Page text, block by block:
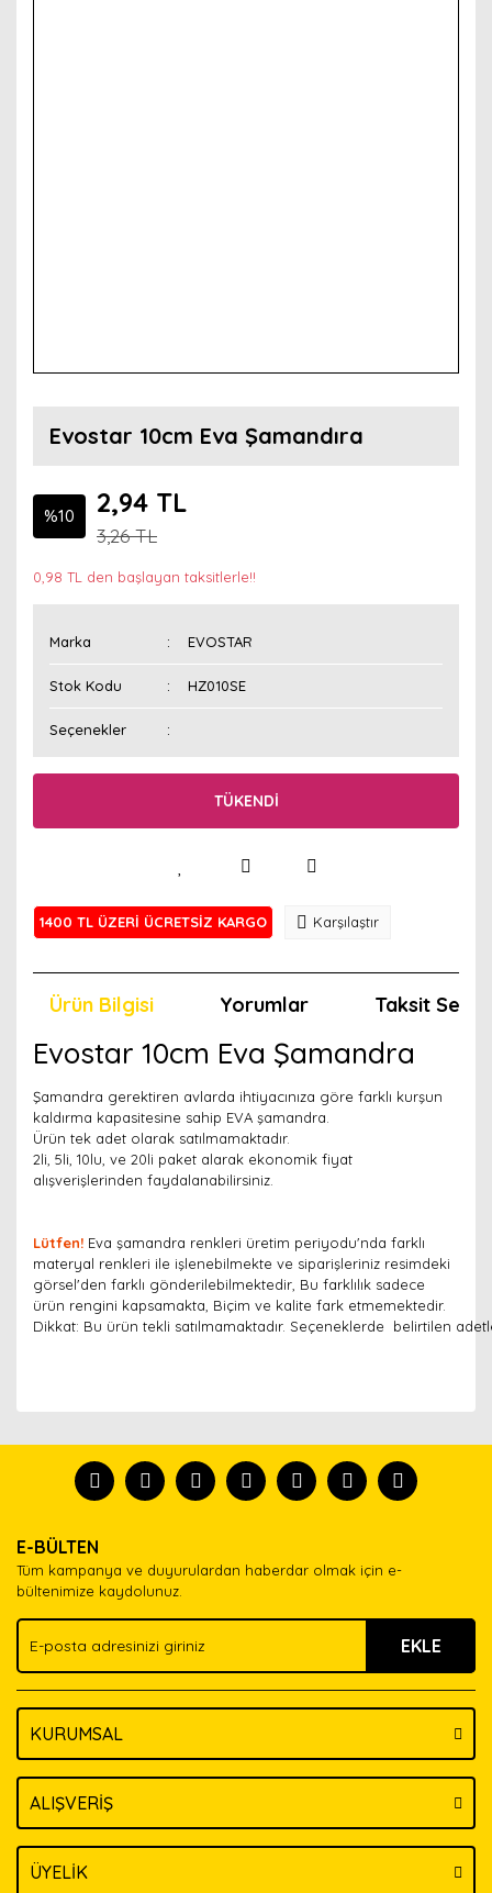
Evostar 10cm Eva Şamandıra
%10 2,94 TL
3,26 TL
0,98 TL den başlayan taksitlerle!!
Marka EVOSTAR
Stok Kodu HZ010SE
Seçenekler
TÜKENDİ
1400 TL ÜZERİ ÜCRETSİZ KARGO Karşılaştır
Ürün Bilgisi Yorumlar Taksit
Evostar 10cm Eva Şamandra
Şamandra gerektiren avlarda ihtiyacınıza göre farklı kurşun
kaldırma kapasitesine sahip EVA şamandra.
Ürün tek adet olarak satılmamaktadır.
2li, 5li, 10lu, ve 20li paket alarak ekonomik fiyat
alışverişlerinden faydalanabilirsiniz.
Lütfen! Eva şamandra renkleri üretim periyodu'nda farklı
materyal renkleri ile işlenebilmekte ve siparişleriniz resimdeki
görsel'den farklı gönderilebilmektedir, Bu farklılık sadece
ürün rengini kapsamakta, Biçim ve kalite fark etmemektedir.
Dikkat: Bu ürün tekli satılmamaktadır. Seçeneklerde belirtilen
tanısın.
formunu kullanarak tarafımıza iletebilirsiniz.
Görüş ve önerileriniz için teşekkür ederiz.
Ürün açıklamasında eksik bilgiler bulunuyor.
Ürün bilgilerinde hatalar bulunuyor.
Ürün fiyatı diğer sitelerden daha pahalı.
Bu ürüne benzer farklı alternatifler olmalı.
E-BÜLTEN
Tüm kampanya ve duyurulardan haberdar olmak için e-
bültenimize kaydolunuz.
EKLE
KURUMSAL
ALIŞVERİŞ
ÜYELİK